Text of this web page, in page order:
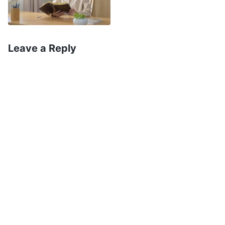
quando um líder investigasse quem deveria ser
culpado, a culpa não recairia sobre mim. Esse foi
relação ao meu dever por muito tempo, e eu não
Leave a Reply